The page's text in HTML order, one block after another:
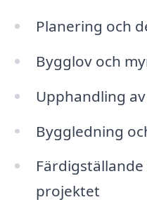
Planering och
Bygglov och
Upphandling
Byggledning
projektet